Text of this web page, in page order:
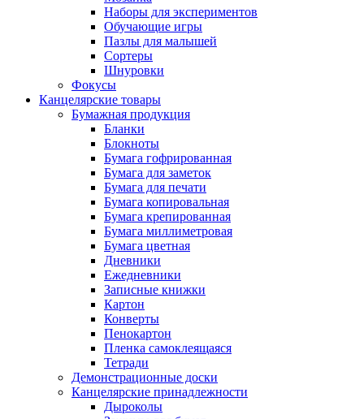
Наборы для экспериментов
Обучающие игры
Пазлы для малышей
Сортеры
Шнуровки
Фокусы
Канцелярские товары
Бумажная продукция
Бланки
Блокноты
Бумага гофрированная
Бумага для заметок
Бумага для печати
Бумага копировальная
Бумага крепированная
Бумага миллиметровая
Бумага цветная
Дневники
Ежедневники
Записные книжки
Картон
Конверты
Пенокартон
Пленка самоклеящаяся
Тетради
Демонстрационные доски
Канцелярские принадлежности
Дыроколы